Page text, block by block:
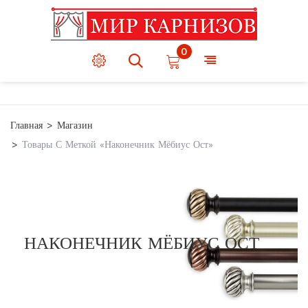
0
Главная
Магазин
Товары С Меткой «Наконечник Мёбиус Ост»
НАКОНЕЧНИК МЁБИУС ОСТ